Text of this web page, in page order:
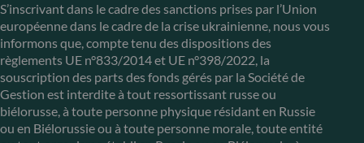
S’inscrivant dans le cadre des sanctions prises par l’Union
européenne dans le cadre de la crise ukrainienne, nous vous
informons que, compte tenu des dispositions des
règlements UE n°833/2014 et UE n°398/2022, la
souscription des parts des fonds gérés par la Société de
Gestion est interdite à tout ressortissant russe ou
biélorusse, à toute personne physique résidant en Russie
ou en Biélorussie ou à toute personne morale, toute entité